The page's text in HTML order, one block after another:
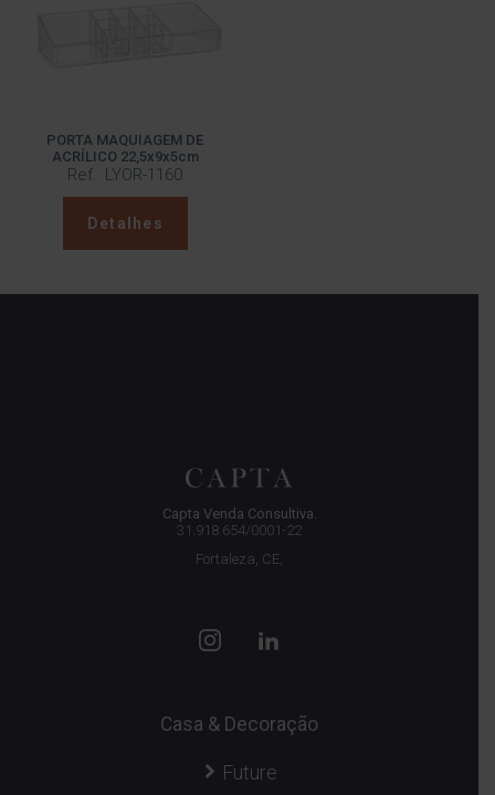
PORTA MAQUIAGEM DE
ACRÍLICO 22,5x9x5cm
Ref.: LYOR-1160
Detalhes
Capta Venda Consultiva.
31.918.654/0001-22
Fortaleza, CE,
Casa & Decoração
Future